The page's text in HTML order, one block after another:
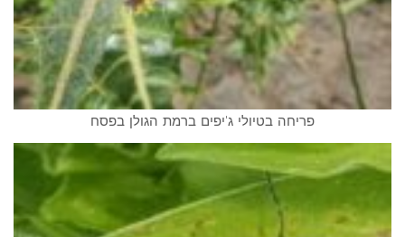
פריחה בטיולי ג'יפים ברמת הגולן בפסח